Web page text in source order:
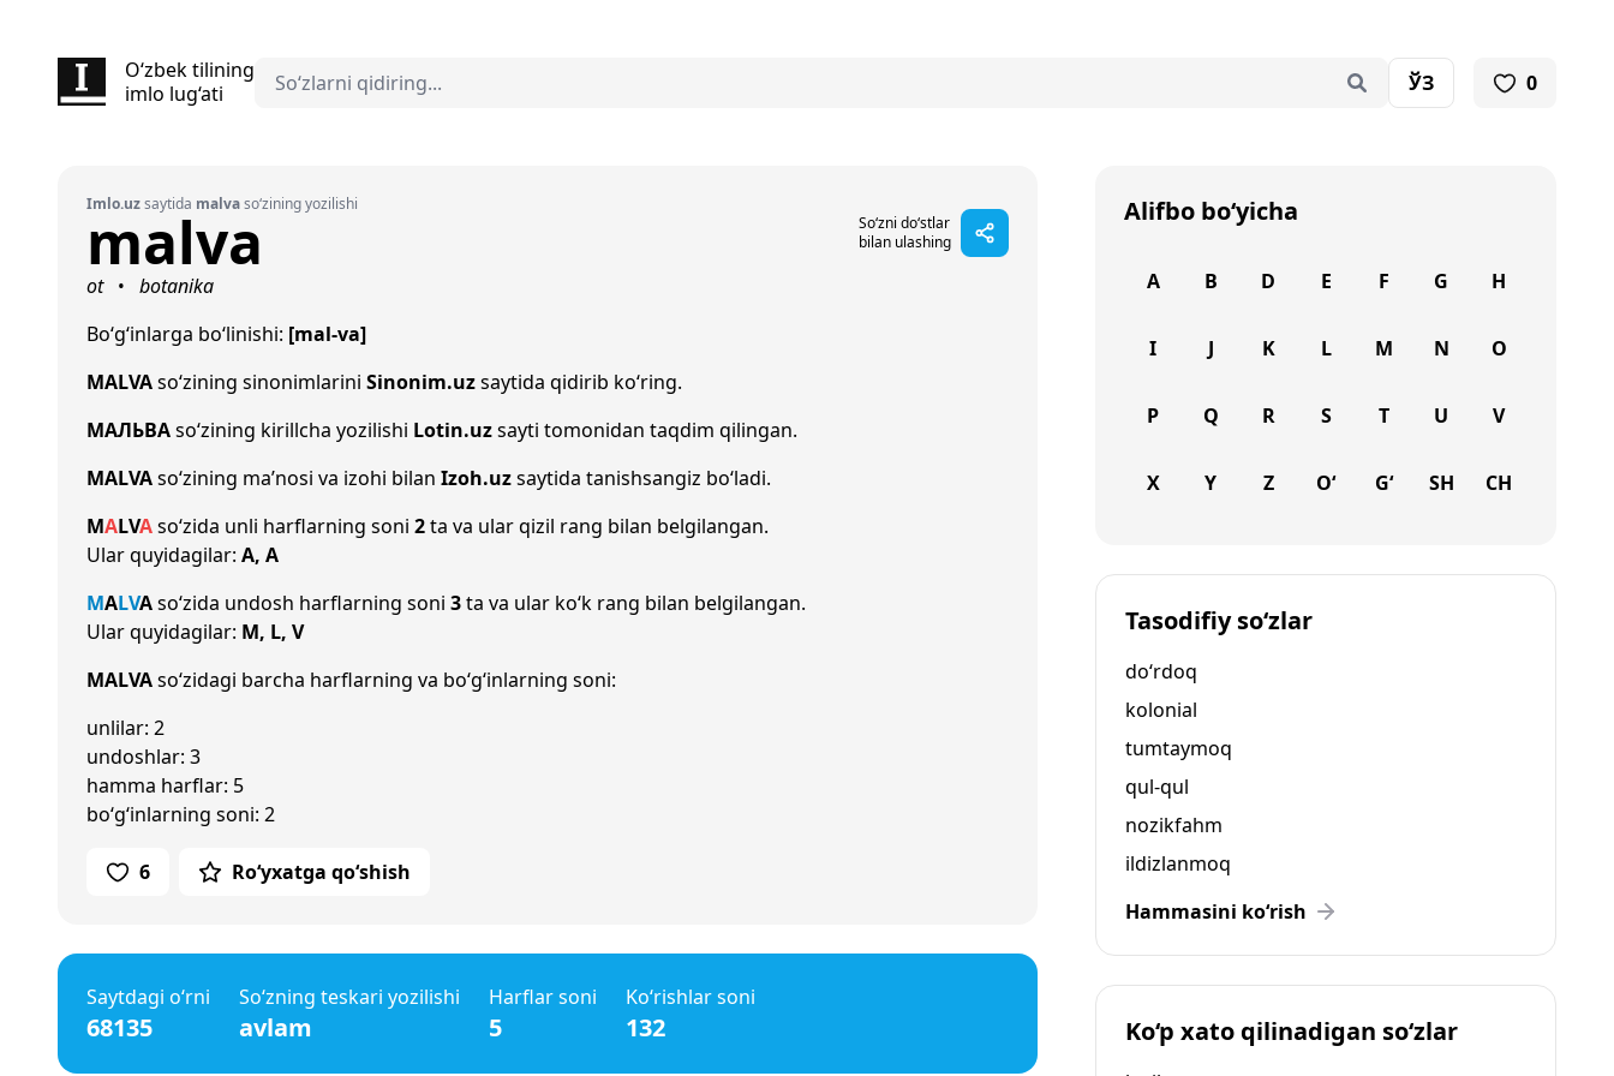
O‘zbek tilining
imlo lug‘ati
ЎЗ 0
Imlo.uzsaytida malvaso‘zining yozilishi
malva
So‘zni do‘stlar
bilan ulashing
ot •
botanika
Bo‘g‘inlarga bo‘linishi: [mal-va]
MALVAso‘zining sinonimlarini Sinonim.uzsaytida qidirib ko‘ring.
МАЛЬВАso‘zining kirillcha yozilishi Lotin.uzsayti tomonidan taqdim qilingan.
MALVAso‘zining ma’nosi va izohi bilan Izoh.uzsaytida tanishsangiz bo‘ladi.
MALVAso‘zida unli harflarning soni 2ta va ular qizil rang bilan belgilangan.
Ular quyidagilar: A, A
MALVAso‘zida undosh harflarning soni 3ta va ular ko‘k rang bilan belgilangan.
Ular quyidagilar: M, L, V
MALVAso‘zidagi barcha harflarning va bo‘g‘inlarning soni:
unlilar: 2
undoshlar: 3
hamma harflar: 5
bo‘g‘inlarning soni: 2
6 Ro‘yxatga qo‘shish
Saytdagi o‘rni
68135
So‘zning teskari yozilishi
avlam
Harflar soni
5
Ko‘rishlar soni
132
Alifbo bo‘yicha
A B D E F G H
I J K L M N O
P Q R S T U V
X Y Z O‘ G‘ SH CH
Tasodifiy so‘zlar
do‘rdoq
kolonial
tumtaymoq
qul-qul
nozikfahm
ildizlanmoq
Hammasini ko‘rish
Ko‘p xato qilinadigan so‘zlar